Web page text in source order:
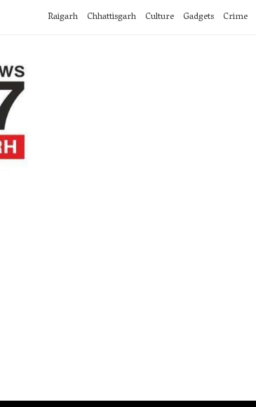
Raigarh Chhattisgarh Culture Gadgets Crime